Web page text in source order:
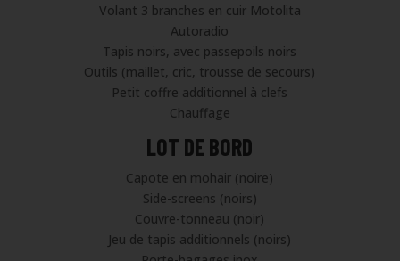
Volant 3 branches en cuir Motolita
Autoradio
Tapis noirs, avec passepoils noirs
Outils (maillet, cric, trousse de secours)
Petit coffre additionnel à clefs
Chauffage
LOT DE BORD
Capote en mohair (noire)
Side-screens (noirs)
Couvre-tonneau (noir)
Jeu de tapis additionnels (noirs)